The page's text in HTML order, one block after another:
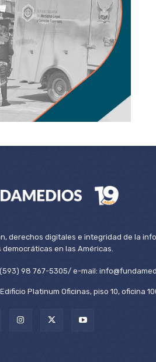
derechos digitales e integridad de la
democráticas en las Américas.
98 767-5305/ e-mail:
Platinum Oficinas, piso 10, oficina